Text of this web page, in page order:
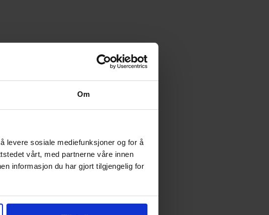
Om
levere sosiale mediefunksjoner og for å
vårt, med partnerne våre innen
informasjon du har gjort tilgjengelig for
Xbid er
har
av